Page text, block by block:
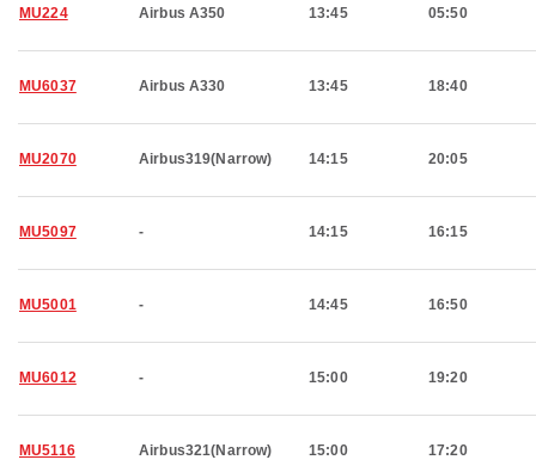
MU224 Airbus A350 13:45 05:50
MU6037 Airbus A330 13:45 18:40
MU2070 Airbus319(Narrow) 14:15 20:05
MU5097 - 14:15 16:15
MU5001 - 14:45 16:50
MU6012 - 15:00 19:20
MU5116 Airbus321(Narrow) 15:00 17:20